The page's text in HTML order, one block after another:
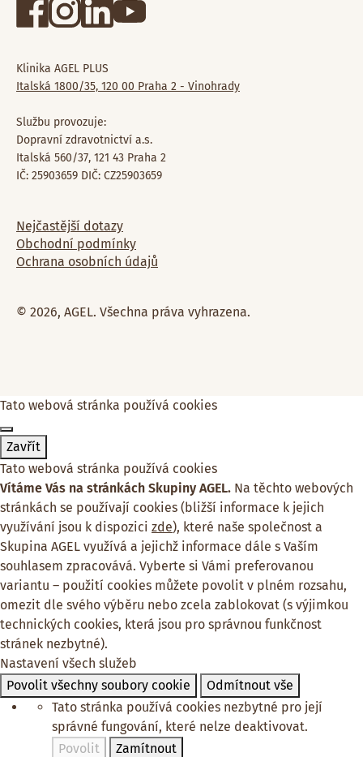
Klinika AGEL PLUS
Italská 1800/35, 120 00 Praha 2 - Vinohrady
Službu provozuje:
Dopravní zdravotnictví a.s.
Italská 560/37, 121 43 Praha 2
IČ: 25903659 DIČ: CZ25903659
© 2026, AGEL. Všechna práva vyhrazena.
Nejčastější dotazy
Obchodní podmínky
Ochrana osobních údajů
Tato webová stránka používá cookies
Zavřít
Tato webová stránka používá cookies
Vítáme Vás na stránkách Skupiny AGEL. Na těchto webových
stránkách se používají cookies (bližší informace k jejich
využívání jsou k dispozici zde), které naše společnost a
Skupina AGEL využívá a jejichž informace dále s Vaším
souhlasem zpracovává. Vyberte si Vámi preferovanou
variantu – použití cookies můžete povolit v plném rozsahu,
omezit dle svého výběru nebo zcela zablokovat (s výjimkou
technických cookies, která jsou pro správnou funkčnost
stránek nezbytné).
Nastavení všech služeb
Povolit všechny soubory cookie
Odmítnout vše
Tato stránka používá cookies nezbytné pro její
správné fungování, které nelze deaktivovat.
Povolit
Zamítnout